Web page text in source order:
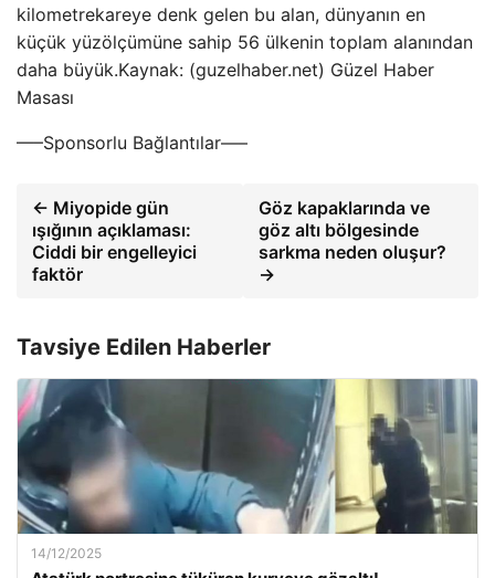
kilometrekareye denk gelen bu alan, dünyanın en
küçük yüzölçümüne sahip 56 ülkenin toplam alanından
daha büyük.Kaynak: (guzelhaber.net) Güzel Haber
Masası
—–Sponsorlu Bağlantılar—–
← Miyopide gün
ışığının açıklaması:
Ciddi bir engelleyici
faktör
Göz kapaklarında ve
göz altı bölgesinde
sarkma neden oluşur?
→
Tavsiye Edilen Haberler
14/12/2025